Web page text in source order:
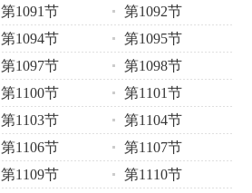
第1091节
第1092节
第1094节
第1095节
第1097节
第1098节
第1100节
第1101节
第1103节
第1104节
第1106节
第1107节
第1109节
第1110节